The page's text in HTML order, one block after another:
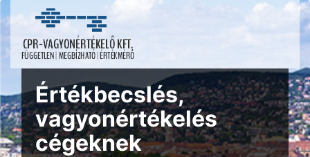
Értékbecslés,
vagyonértékelés
cégeknek